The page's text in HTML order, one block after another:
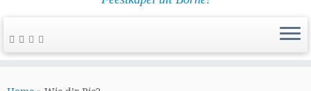
naar